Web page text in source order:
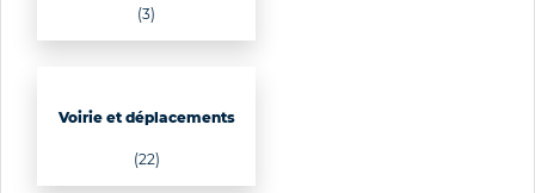
(3)
Voirie et déplacements
(22)